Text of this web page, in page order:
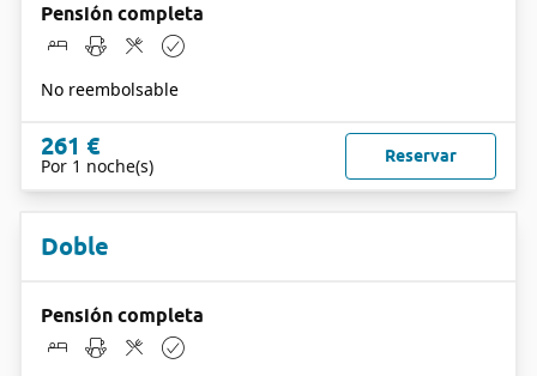
Pensión completa
No reembolsable
261 €
Por 1 noche(s) Reservar
Doble
Pensión completa